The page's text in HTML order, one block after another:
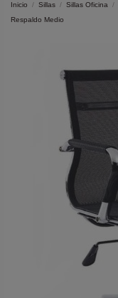
Inicio Sillas Sillas Oficina
Respaldo Medio